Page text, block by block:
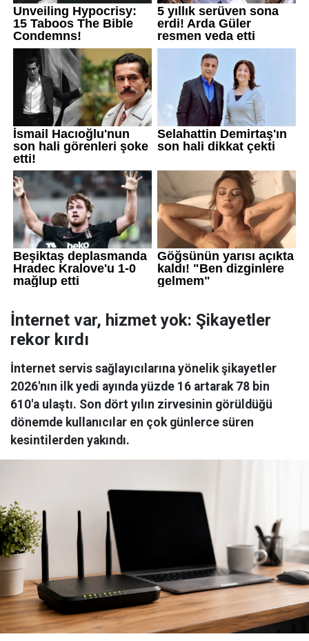
İnternet var, hizmet yok: Şikayetler
rekor kırdı
İnternet servis sağlayıcılarına yönelik şikayetler
2026'nın ilk yedi ayında yüzde 16 artarak 78 bin
610'a ulaştı. Son dört yılın zirvesinin görüldüğü
dönemde kullanıcılar en çok günlerce süren
kesintilerden yakındı.